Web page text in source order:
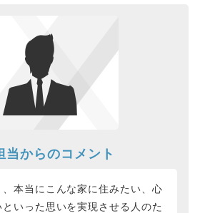
当からのコメント
本当にこんな家に住みたい、心
いった思いを実現させる人のた